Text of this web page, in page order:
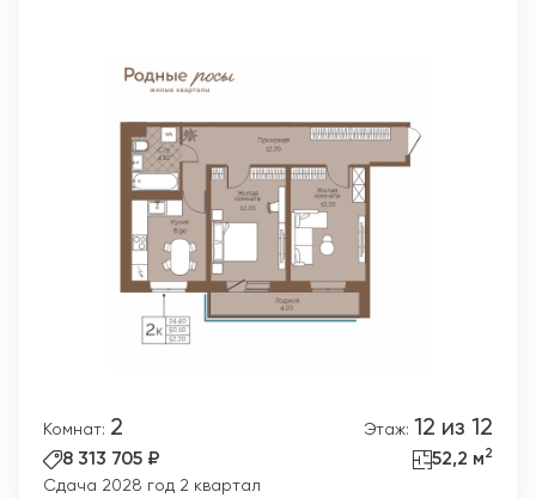
Комнат: 2 Этаж: 12 из 12
8 313 705 ₽ 52,2 м2
Сдача 2028 год 2 квартал